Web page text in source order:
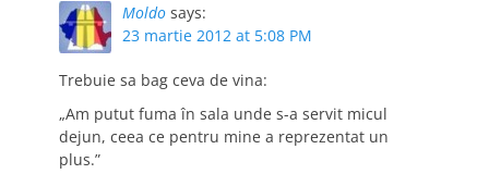
Moldo says:
23 martie 2012 at 5:08 PM
Trebuie sa bag ceva de vina:
„Am putut fuma în sala unde s-a servit micul
dejun, ceea ce pentru mine a reprezentat un
plus.”